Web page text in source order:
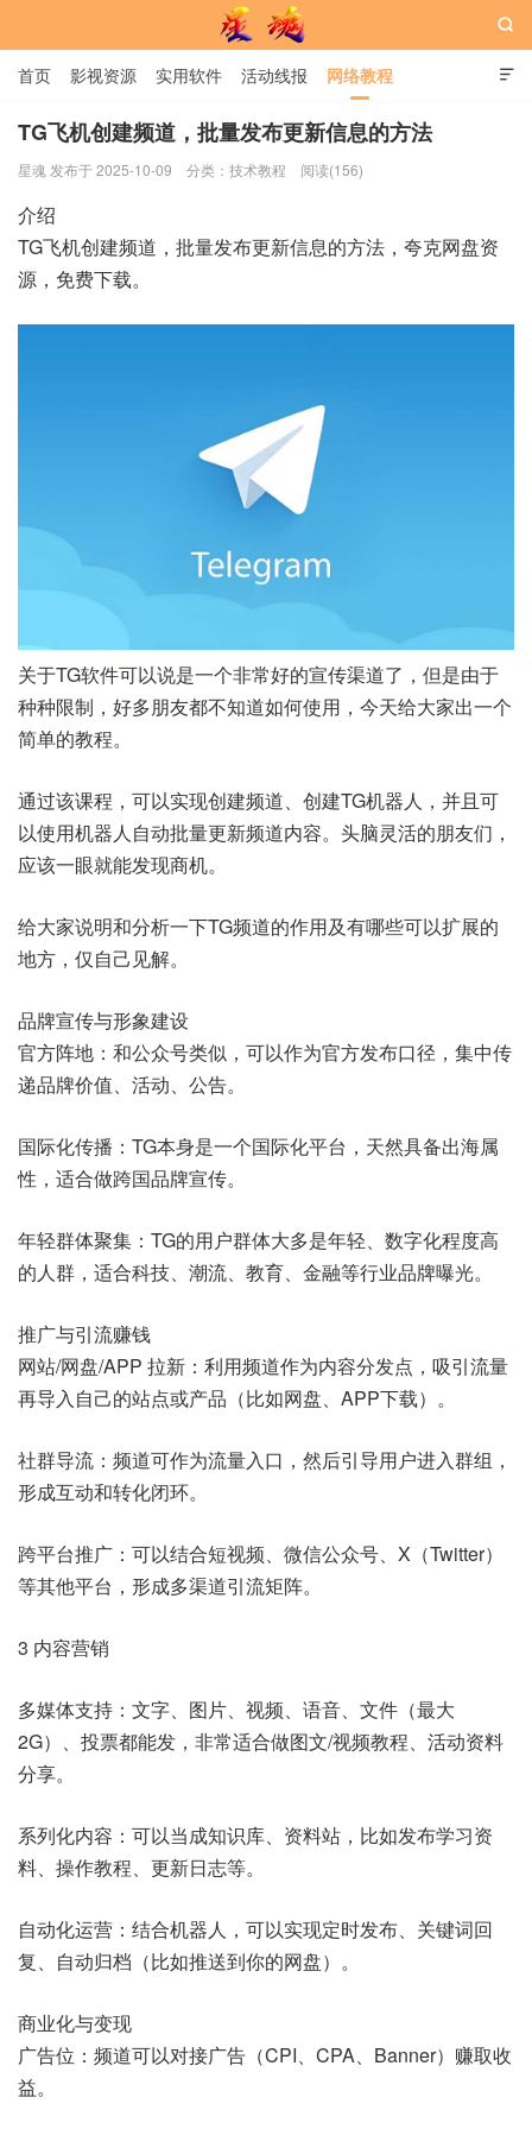

首页 影视资源 实用软件 活动线报 网络教程
用户中心 书籍 娱乐

TG飞机创建频道，批量发布更新信息的方法
星魂 发布于 2025-10-09 分类： 技术教程 阅读(156)
介绍
TG飞机创建频道，批量发布更新信息的方法，夸克网盘资
源，免费下载。
关于TG软件可以说是一个非常好的宣传渠道了，但是由于
种种限制，好多朋友都不知道如何使用，今天给大家出一个
简单的教程。
通过该课程，可以实现创建频道、创建TG机器人，并且可
以使用机器人自动批量更新频道内容。头脑灵活的朋友们，
应该一眼就能发现商机。
给大家说明和分析一下TG频道的作用及有哪些可以扩展的
地方，仅自己见解。
品牌宣传与形象建设
官方阵地：和公众号类似，可以作为官方发布口径，集中传
递品牌价值、活动、公告。
国际化传播：TG本身是一个国际化平台，天然具备出海属
性，适合做跨国品牌宣传。
年轻群体聚集：TG的用户群体大多是年轻、数字化程度高
的人群，适合科技、潮流、教育、金融等行业品牌曝光。
推广与引流赚钱
网站/网盘/APP 拉新：利用频道作为内容分发点，吸引流量
再导入自己的站点或产品（比如网盘、APP下载）。
社群导流：频道可作为流量入口，然后引导用户进入群组，
形成互动和转化闭环。
跨平台推广：可以结合短视频、微信公众号、X（Twitter）
等其他平台，形成多渠道引流矩阵。
3 内容营销
多媒体支持：文字、图片、视频、语音、文件（最大
2G）、投票都能发，非常适合做图文/视频教程、活动资料
分享。
系列化内容：可以当成知识库、资料站，比如发布学习资
料、操作教程、更新日志等。
自动化运营：结合机器人，可以实现定时发布、关键词回
复、自动归档（比如推送到你的网盘）。
商业化与变现
广告位：频道可以对接广告（CPI、CPA、Banner）赚取收
益。